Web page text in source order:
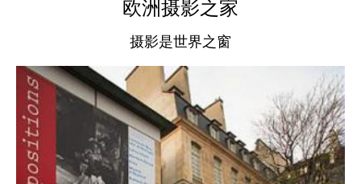
欧洲摄影之家
摄影是世界之窗